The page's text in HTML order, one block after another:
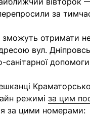
за
зможуть отримати
вул.
санітарної
режимі за цим
за цими номерами: